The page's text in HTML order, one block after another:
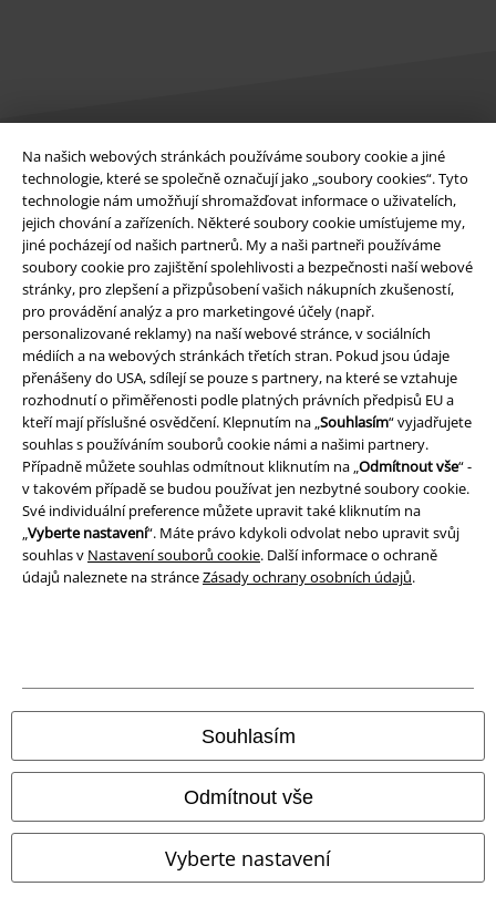
Na našich webových stránkách používáme soubory cookie a jiné
technologie, které se společně označují jako „soubory cookies“. Tyto
technologie nám umožňují shromažďovat informace o uživatelích,
jejich chování a zařízeních. Některé soubory cookie umísťujeme my,
jiné pocházejí od našich partnerů. My a naši partneři používáme
soubory cookie pro zajištění spolehlivosti a bezpečnosti naší webové
stránky, pro zlepšení a přizpůsobení vašich nákupních zkušeností,
pro provádění analýz a pro marketingové účely (např.
personalizované reklamy) na naší webové stránce, v sociálních
médiích a na webových stránkách třetích stran. Pokud jsou údaje
přenášeny do USA, sdílejí se pouze s partnery, na které se vztahuje
rozhodnutí o přiměřenosti podle platných právních předpisů EU a
kteří mají příslušné osvědčení. Klepnutím na „Souhlasím“ vyjadřujete
souhlas s používáním souborů cookie námi a našimi partnery.
Případně můžete souhlas odmítnout kliknutím na „Odmítnout vše“ -
v takovém případě se budou používat jen nezbytné soubory cookie.
Své individuální preference můžete upravit také kliknutím na
„Vyberte nastavení“. Máte právo kdykoli odvolat nebo upravit svůj
souhlas v Nastavení souborů cookie. Další informace o ochraně
údajů naleznete na stránceZásady ochrany osobních údajů.
Souhlasím
Odmítnout vše
Vyberte nastavení
Právní informace
Podmínky
Prohlášení
Ochrana osobních údajů
Likvidace odpadu a ochrana životního prostředí
Prohlášení o shodě
Informace o přístupnosti
Nastavení souborů cookie
Odstoupení od smlouvy
Naše online obchody
EMP International